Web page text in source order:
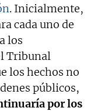
. Inicialmente,
cada uno de
los
Tribunal
los hechos no
públicos,
por los